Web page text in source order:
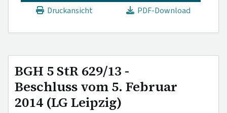
Druckansicht
PDF-Download
BGH 5 StR 629/13 -
Beschluss vom 5. Februar
2014 (LG Leipzig)